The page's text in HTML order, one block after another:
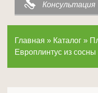
Консультация
Главная » Каталог »
Европлинтус из сосны